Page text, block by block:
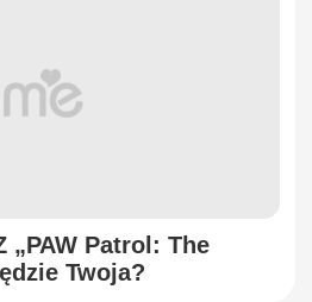
„PAW Patrol: The
Twoja?